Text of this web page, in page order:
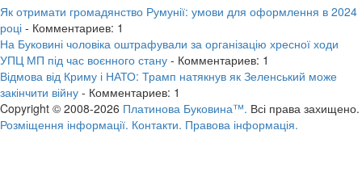
Як отримати громадянство Румунії: умови для оформлення в 2024
році - Комментариев: 1
На Буковині чоловіка оштрафували за організацію хресної ходи
УПЦ МП під час воєнного стану - Комментариев: 1
Відмова від Криму і НАТО: Трамп натякнув як Зеленський може
закінчити війну - Комментариев: 1
Copyright © 2008-2026 Платинова Буковина™. Всі права захищено.
Розміщення інформації. Контакти. Правова інформація.